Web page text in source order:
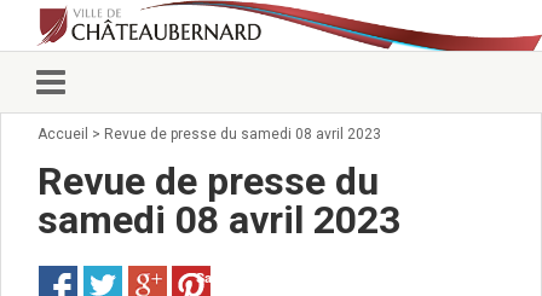
Vie municipale
Conseillers municipaux
Commissions 2026
Arrêtés du Maire
Accueil > Revue de presse du samedi 08 avril 2023
Revue de presse du
samedi 08 avril 2023
Save